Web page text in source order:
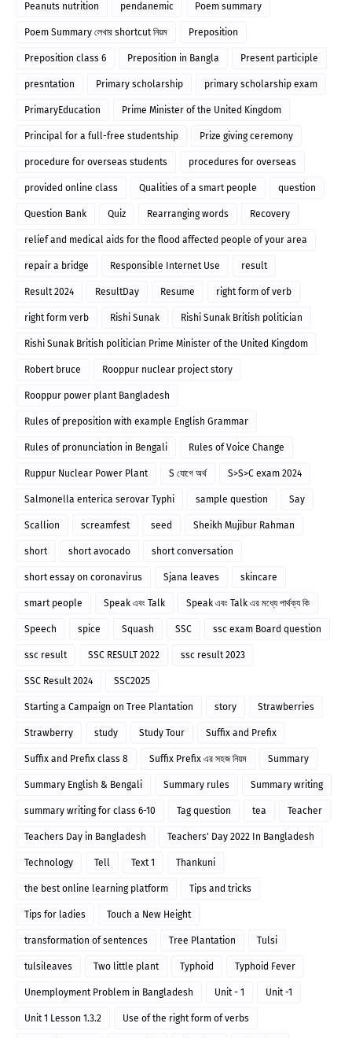
Peanuts nutrition pendanemic Poem summary
Poem Summary লেখার shortcut নিয়ম Preposition
Preposition class 6 Preposition in Bangla Present participle
presntation Primary scholarship primary scholarship exam
PrimaryEducation Prime Minister of the United Kingdom
Principal for a full-free studentship Prize giving ceremony
procedure for overseas students procedures for overseas
provided online class Qualities of a smart people question
Question Bank Quiz Rearranging words Recovery
relief and medical aids for the flood affected people of your area
repair a bridge Responsible Internet Use result
Result 2024 ResultDay Resume right form of verb
right form verb Rishi Sunak Rishi Sunak British politician
Rishi Sunak British politician Prime Minister of the United Kingdom
Robert bruce Rooppur nuclear project story
Rooppur power plant Bangladesh
Rules of preposition with example English Grammar
Rules of pronunciation in Bengali Rules of Voice Change
Ruppur Nuclear Power Plant S যোগে অর্থ S>S>C exam 2024
Salmonella enterica serovar Typhi sample question Say
Scallion screamfest seed Sheikh Mujibur Rahman
short short avocado short conversation
short essay on coronavirus Sjana leaves skincare
smart people Speak এবং Talk Speak এবং Talk এর মধ্যে পার্থক্য কি
Speech spice Squash SSC ssc exam Board question
ssc result SSC RESULT 2022 ssc result 2023
SSC Result 2024 SSC2025
Starting a Campaign on Tree Plantation story Strawberries
Strawberry study Study Tour Suffix and Prefix
Suffix and Prefix class 8 Suffix Prefix এর সহজ নিয়ম Summary
Summary English & Bengali Summary rules Summary writing
summary writing for class 6-10 Tag question tea Teacher
Teachers Day in Bangladesh Teachers' Day 2022 In Bangladesh
Technology Tell Text 1 Thankuni
the best online learning platform Tips and tricks
Tips for ladies Touch a New Height
transformation of sentences Tree Plantation Tulsi
tulsileaves Two little plant Typhoid Typhoid Fever
Unemployment Problem in Bangladesh Unit - 1 Unit -1
Unit 1 Lesson 1.3.2 Use of the right form of verbs